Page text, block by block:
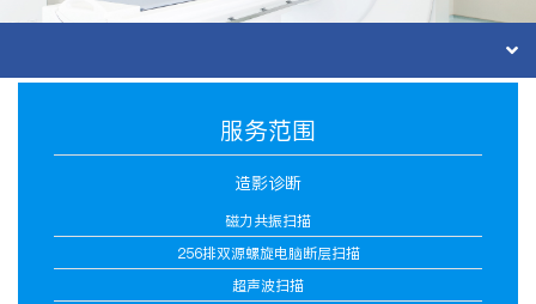
服务范围
造影诊断
磁力共振扫描
256排双源螺旋电脑断层扫描
超声波扫描